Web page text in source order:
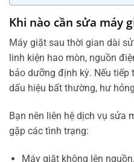
Khi nào cần sửa máy
Máy giặt sau thời gian dài
linh kiện hao mòn, nguồn
bảo dưỡng định kỳ. Nếu
dấu hiệu bất thường, hư
Bạn nên liên hệ dịch vụ sửa
gặp các tình trạng:
Máy giặt không lên nguồn.